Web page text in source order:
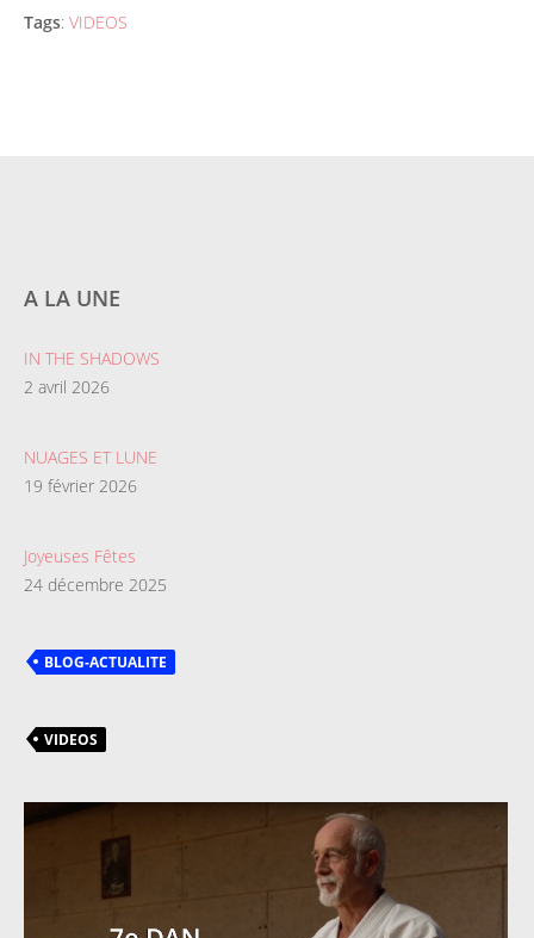
Tags: VIDEOS
A LA UNE
IN THE SHADOWS
2 avril 2026
NUAGES ET LUNE
19 février 2026
Joyeuses Fêtes
24 décembre 2025
BLOG-ACTUALITE
VIDEOS